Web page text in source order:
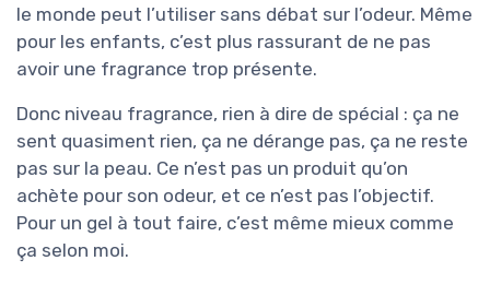
le monde peut l’utiliser sans débat sur l’odeur. Même
pour les enfants, c’est plus rassurant de ne pas
avoir une fragrance trop présente.
Donc niveau fragrance, rien à dire de spécial : ça ne
sent quasiment rien, ça ne dérange pas, ça ne reste
pas sur la peau. Ce n’est pas un produit qu’on
achète pour son odeur, et ce n’est pas l’objectif.
Pour un gel à tout faire, c’est même mieux comme
ça selon moi.